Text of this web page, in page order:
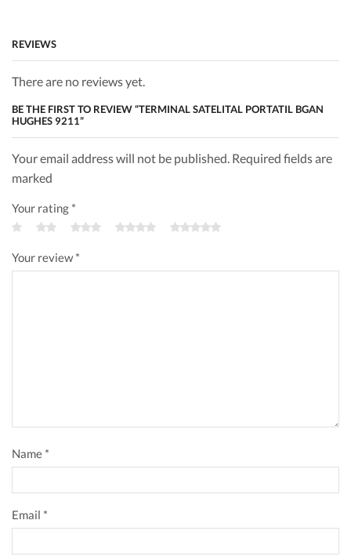
REVIEWS
There are no reviews yet.
BE THE FIRST TO REVIEW “TERMINAL SATELITAL PORTATIL BGAN
HUGHES 9211”
Your email address will not be published. Required fields are
marked
Your rating *
Your review*
Name *
Email *